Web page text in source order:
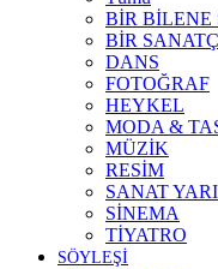
BİR BİLENE
BİR
DANS
FOTOĞRAF
HEYKEL
MODA &
MÜZİK
RESİM
SANAT
SİNEMA
TİYATRO
SÖYLEŞİ